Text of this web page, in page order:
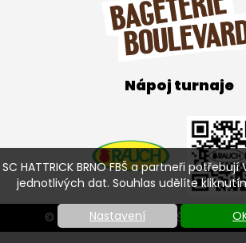
SC HATTRICK BRNO FBŠ a partneři
jednotlivých dat. Souhlas udělíte
Nastavení
Nápoj turnaje
© SC HATTRICK BRNO FBŠ 2026 |